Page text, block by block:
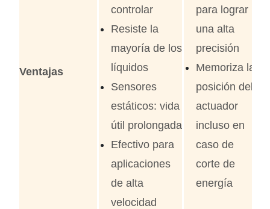
Ventajas
controlar
Resiste la
mayoría de los
líquidos
Sensores
estáticos: vida
útil prolongada
Efectivo para
aplicaciones
de alta
velocidad
para lograr
una alta
precisión
Memoriza la
posición del
actuador
incluso en
caso de
corte de
energía